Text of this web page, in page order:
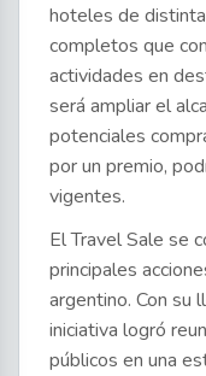
hoteles de
completos que
actividades en
será ampliar el
potenciales
por un premio,
vigentes.
El Travel Sale se
principales
argentino. Con su
iniciativa logró
públicos en una